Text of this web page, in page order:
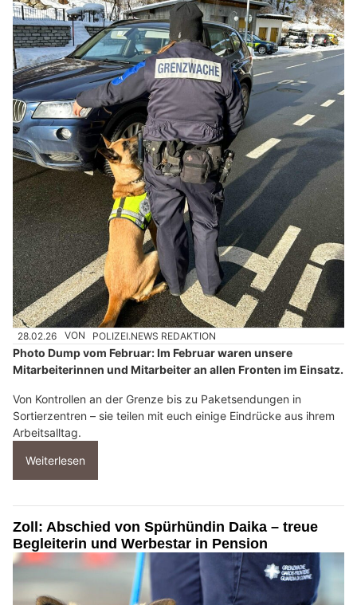
28.02.26 VON POLIZEI.NEWS REDAKTION
Photo Dump vom Februar: Im Februar waren unsere
Mitarbeiterinnen und Mitarbeiter an allen Fronten im Einsatz.
Von Kontrollen an der Grenze bis zu Paketsendungen in
Sortierzentren – sie teilen mit euch einige Eindrücke aus ihrem
Arbeitsalltag.
Weiterlesen
Zoll: Abschied von Spürhündin Daika – treue
Begleiterin und Werbestar in Pension